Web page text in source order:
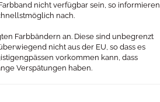
nicht verfügbar sein, so informieren
nach.
Farbbändern an. Diese sind unbegrenzt
nicht aus der EU, so dass es
vorkommen kann, dass
Verspätungen haben.